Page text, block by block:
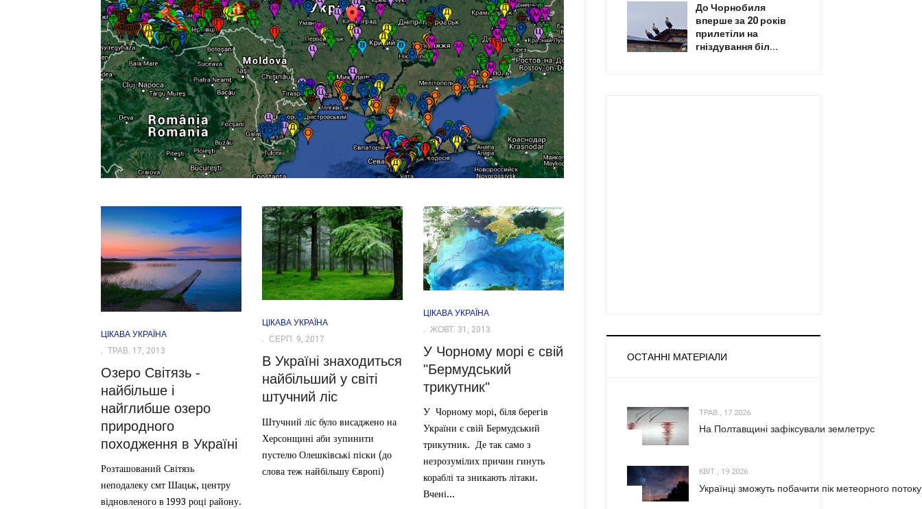
ЦІКАВА УКРАЇНА
ТРАВ. 17, 2013
Озеро Світязь -
найбільше і
найглибше озеро
природного
походження в Україні
Розташований Світязь
неподалеку смт Шацьк, центру
відновленого в 1993 році району.
ЦІКАВА УКРАЇНА
СЕРП. 9, 2017
В Україні знаходиться
найбільший у світі
штучний ліс
Штучний ліс було висаджено на
Херсонщині аби зупинити
пустелю Олешківські піски (до
слова теж найбільшу Європі)
ЦІКАВА УКРАЇНА
ЖОВТ. 31, 2013
У Чорному морі є свій
"Бермудський
трикутник"
У Чорному морі, біля берегів
України є свій Бермудський
трикутник. Де так само з
незрозумілих причин гинуть
кораблі та зникають літаки.
Вчені...
До Чорнобиля
вперше за 20 років
прилетіли на
гніздування біл...
ОСТАННІ МАТЕРІАЛИ
ТРАВ., 17 2026
На Полтавщині зафіксували землетрус
КВІТ., 19 2026
Українці зможуть побачити пік метеорного